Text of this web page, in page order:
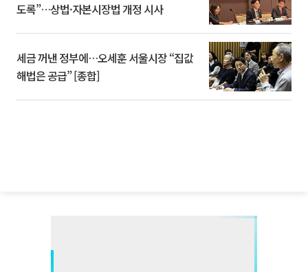
도록”…상법·자본시장법 개정 시사
세금 꺼낸 정부에…오세훈 서울시장 “집값
해법은 공급” [종합]